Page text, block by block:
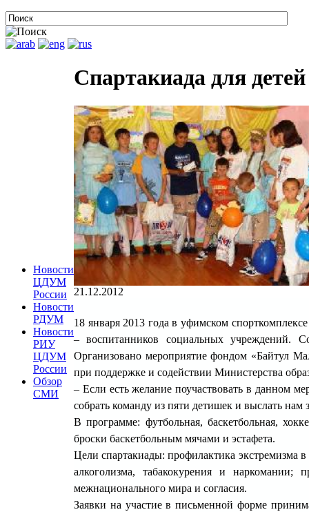
Новости
ЦДУМ
России
Новости
РДУМ
Новости
РИУ
ЦДУМ
России
Обзор
СМИ
Спартакиада для детей
21.12.2012
18 января 2013 года в уфимском
– воспитанников социальных
Организовано мероприятие фондом «Байтул
при поддержке и содействии Министерства
– Если есть желание поучаствовать в данном
собрать команду из пяти детишек и выслать
В программе: футбольная, баскетбольная,
броски баскетбольным мячами и эстафета.
Цели спартакиады: профилактика экстремизма
алкоголизма, табакокурения и наркомании;
межнационального мира и согласия.
Заявки на участие в письменной форме